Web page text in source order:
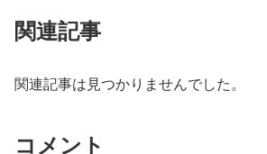
関連記事
関連記事は見つかりませんでした。
コメント